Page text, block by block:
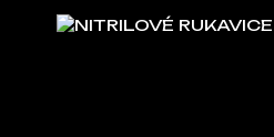
NITRILOVÉ RUKAVICE